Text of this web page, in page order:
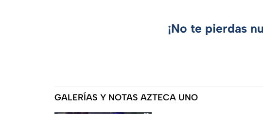
¡No te pierdas
GALERÍAS Y NOTAS AZTECA UNO